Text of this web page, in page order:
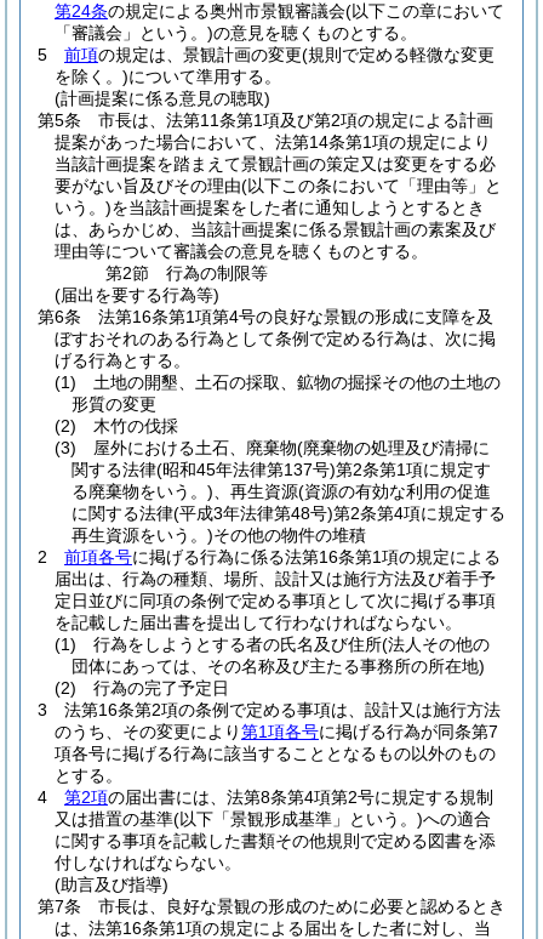
第24条の規定による奥州市景観審議会(以下この章において
「審議会」という。)の意見を聴くものとする。
5
前項の規定は、景観計画の変更(規則で定める軽微な変更
を除く。)について準用する。
(計画提案に係る意見の聴取)
第5条
市長は、法第11条第1項及び第2項の規定による計画
提案があった場合において、法第14条第1項の規定により
当該計画提案を踏まえて景観計画の策定又は変更をする必
要がない旨及びその理由(以下この条において「理由等」と
いう。)を当該計画提案をした者に通知しようとするとき
は、あらかじめ、当該計画提案に係る景観計画の素案及び
理由等について審議会の意見を聴くものとする。
第2節
行為の制限等
(届出を要する行為等)
第6条
法第16条第1項第4号の良好な景観の形成に支障を及
ぼすおそれのある行為として条例で定める行為は、次に掲
げる行為とする。
(1)
土地の開墾、土石の採取、鉱物の掘採その他の土地の
形質の変更
(2)
木竹の伐採
(3)
屋外における土石、廃棄物(廃棄物の処理及び清掃に
関する法律(昭和45年法律第137号)第2条第1項に規定す
る廃棄物をいう。) 、再生資源(資源の有効な利用の促進
に関する法律(平成3年法律第48号)第2条第4項に規定する
再生資源をいう。)その他の物件の堆積
2
前項各号に掲げる行為に係る法第16条第1項の規定による
届出は、行為の種類、場所、設計又は施行方法及び着手予
定日並びに同項の条例で定める事項として次に掲げる事項
を記載した届出書を提出して行わなければならない。
(1)
行為をしようとする者の氏名及び住所(法人その他の
団体にあっては、その名称及び主たる事務所の所在地)
(2)
行為の完了予定日
3
法第16条第2項の条例で定める事項は、設計又は施行方法
のうち、その変更により第1項各号に掲げる行為が同条第7
項各号に掲げる行為に該当することとなるもの以外のもの
とする。
4
第2項の届出書には、法第8条第4項第2号に規定する規制
又は措置の基準(以下「景観形成基準」という。)への適合
に関する事項を記載した書類その他規則で定める図書を添
付しなければならない。
(助言及び指導)
第7条
市長は、良好な景観の形成のために必要と認めるとき
は、法第16条第1項の規定による届出をした者に対し、当